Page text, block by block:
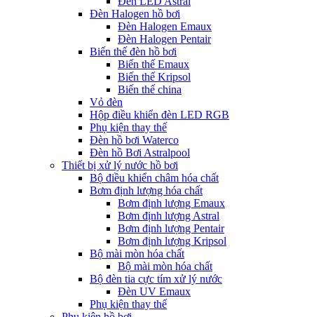
Đèn Halogen hồ bơi
Đèn Halogen Emaux
Đèn Halogen Pentair
Biến thế đèn hồ bơi
Biến thế Emaux
Biến thế Kripsol
Biến thế china
Vỏ đèn
Hộp điều khiển đèn LED RGB
Phụ kiện thay thế
Đèn hồ bơi Waterco
Đèn hồ Bơi Astralpool
Thiết bị xử lý nước hồ bơi
Bộ điều khiển châm hóa chất
Bơm định lượng hóa chất
Bơm định lượng Emaux
Bơm định lượng Astral
Bơm định lượng Pentair
Bơm định lượng Kripsol
Bộ mài mòn hóa chất
Bộ mài mòn hóa chất
Bộ đèn tia cực tím xử lý nước
Đèn UV Emaux
Phụ kiện thay thế